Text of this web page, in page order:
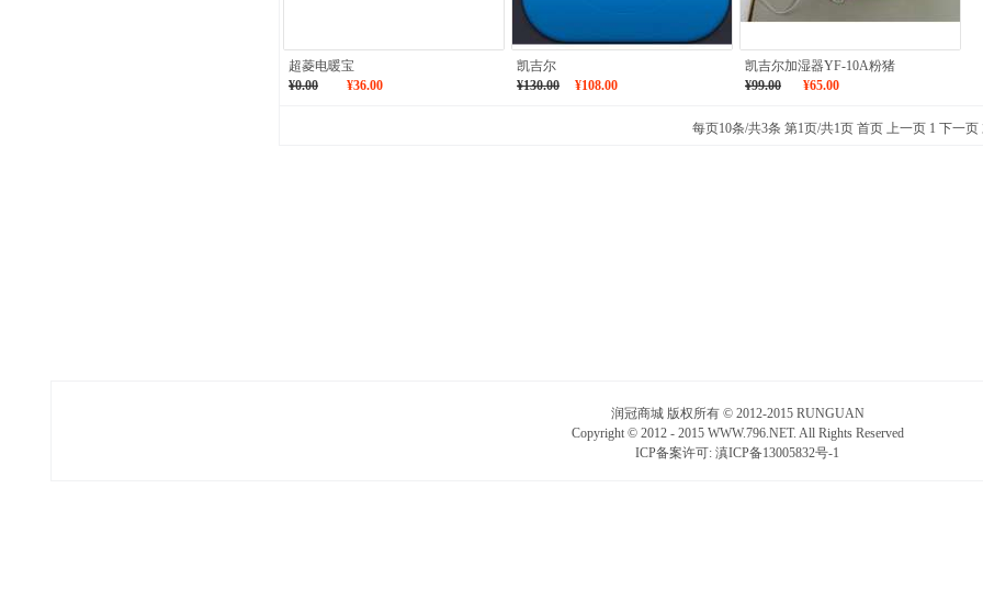
超菱电暖宝
¥0.00
¥36.00
凯吉尔
¥130.00
¥108.00
凯吉尔加湿器YF-10A粉猪
¥99.00
¥65.00
每页10条/共3条 第1页/共1页 首页 上一页 1 下一页
润冠商城 版权所有 © 2012-2015 RUNGUAN
Copyright © 2012 - 2015 WWW.796.NET. All Rights Reserved
ICP备案许可: 滇ICP备13005832号-1